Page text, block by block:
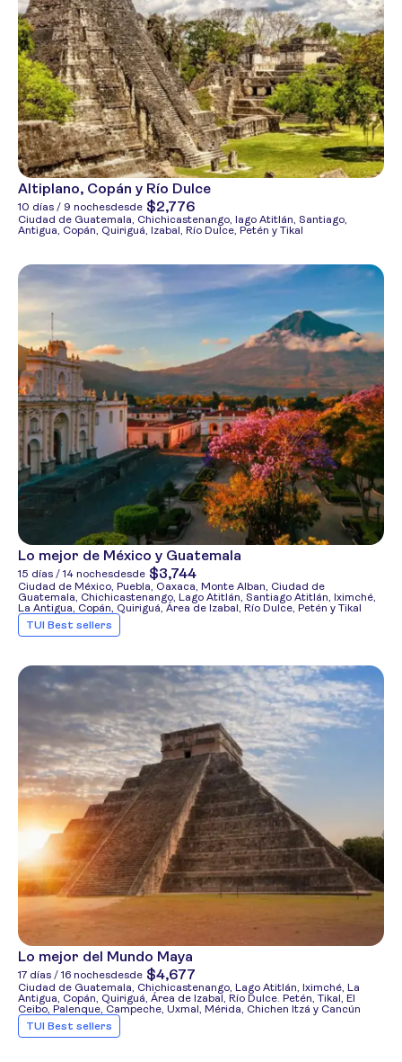
Altiplano, Copán y Río Dulce
10 días / 9 nochesdesde $2,776
Ciudad de Guatemala, Chichicastenango, lago Atitlán, Santiago,
Antigua, Copán, Quiriguá, Izabal, Río Dulce, Petén y Tikal
Lo mejor de México y Guatemala
15 días / 14 nochesdesde $3,744
Ciudad de México, Puebla, Oaxaca, Monte Alban, Ciudad de
Guatemala, Chichicastenango, Lago Atitlán, Santiago Atitlán, Iximché,
La Antigua, Copán, Quiriguá, Área de Izabal, Río Dulce, Petén y Tikal
TUI Best sellers
Lo mejor del Mundo Maya
17 días / 16 nochesdesde $4,677
Ciudad de Guatemala, Chichicastenango, Lago Atitlán, Iximché, La
Antigua, Copán, Quiriguá, Área de Izabal, Río Dulce. Petén, Tikal, El
Ceibo, Palenque, Campeche, Uxmal, Mérida, Chichen Itzá y Cancún
TUI Best sellers